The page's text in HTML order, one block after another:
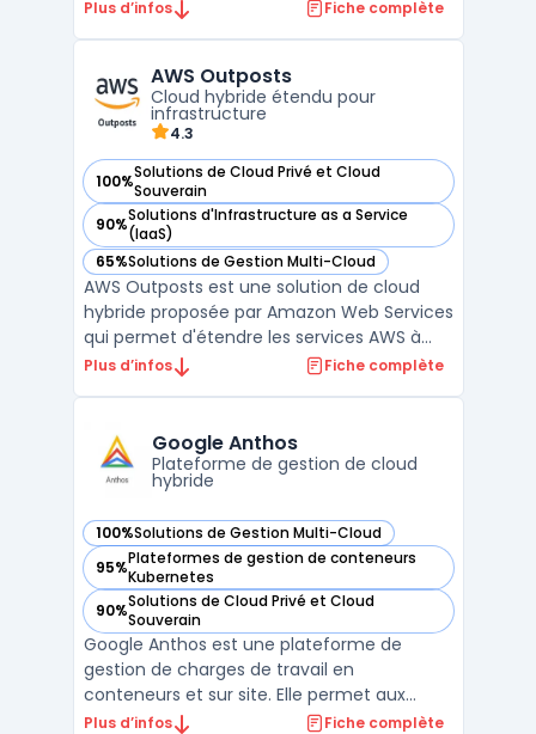
cloud automatique pour les infrastructures
Clever Cloud, les développeurs peuvent
facilement déployer leurs ap ...
Plus d’infos Fiche complète
AWS Outposts
Cloud hybride étendu pour
infrastructure
4.3
100%Solutions de Cloud Privé et Cloud
Souverain
— voir AWS Outposts dans cette catégorie
90%Solutions d'Infrastructure as a Service
(IaaS)
— voir AWS Outposts dans cette catégorie
65%Solutions de Gestion Multi-Cloud
— voir AWS Outposts dans cette catégorie
AWS Outposts est une solution de cloud
hybride proposée par Amazon Web Services
qui permet d'étendre les services AWS à
une infrastructure sur site. Cette
flexibilité du cloud hybride avec le contrôle
et la sécurité des sol ...
Plus d’infos Fiche complète
Google Anthos
Plateforme de gestion de cloud
hybride
100%Solutions de Gestion Multi-Cloud
— voir Google Anthos dans cette catégorie
95%Plateformes de gestion de conteneurs
Kubernetes
— voir Google Anthos dans cette catégorie
90%Solutions de Cloud Privé et Cloud
Souverain
— voir Google Anthos dans cette catégorie
Google Anthos est une plateforme de
gestion de charges de travail en
conteneurs et sur site. Elle permet aux
organisations de gérer plus efficacement
Plus d’infos Fiche complète